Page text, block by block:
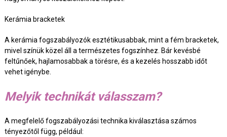
Kerámia bracketek
A kerámia fogszabályozók esztétikusabbak, mint a fém bracketek,
mivel színük közel áll a természetes fogszínhez. Bár kevésbé
feltűnőek, hajlamosabbak a törésre, és a kezelés hosszabb időt
vehet igénybe.
Melyik technikát válasszam?
A megfelelő fogszabályozási technika kiválasztása számos
tényezőtől függ, például: